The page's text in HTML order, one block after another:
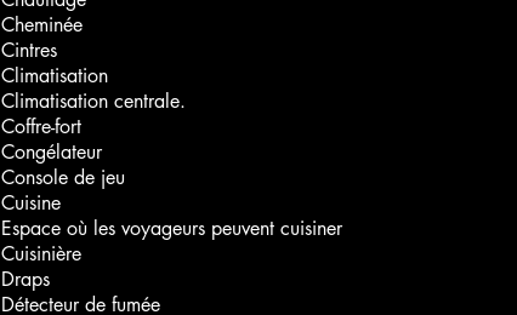
Cheminée
Cintres
Climatisation
Climatisation centrale.
Coffre-fort
Congélateur
Console de jeu
Cuisine
Espace où les voyageurs peuvent cuisiner
Cuisinière
Draps
Détecteur de fumée